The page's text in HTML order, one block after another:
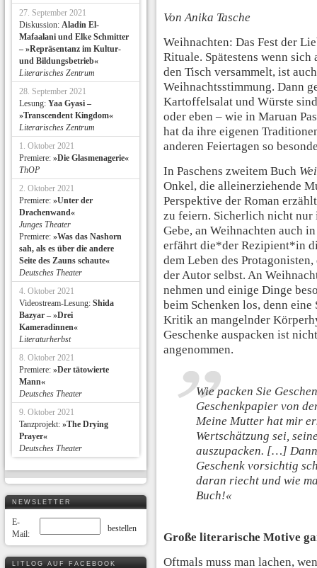
Von Anika Tasche
Weihnachten: Das Fest der
Rituale. Spätestens wenn
den Tisch versammelt, ist
Weihnachtsstimmung. Dann
Kartoffelsalat und Würste
oder eben – wie in Maruan
hat da ihre eigenen
anderen Feiertagen so
In Paschens zweitem Buch
Onkel, die alleinerziehende
Perspektive der Roman
zu feiern. Sicherlich nicht nur
Gebe, an Weihnachten auch
erfährt die*der Rezipient*in
dem Leben des
der Autor selbst. An
nehmen und einige Dinge
beim Schenken los, denn
Kritik an mangelnder
Geschenke auspacken ist
angenommen.
Wie packen Sie
Geschenkpapier von
Meine Mutter hat mir
Wertschätzung sei,
auszupacken. […]
Geschenk vorsichtig
daran riecht und wie
Buch!«
Große literarische Motive
Oftmals muss man lachen,
27. September 2021
Diskussion: Aladin El-
Mafaalani und Elke Schmitter
– »Repräsentanz im Kultur-
und Bildungsbetrieb«
Literarisches Zentrum
28. September 2021
Lesung: Yaa Gyasi –
»Transcendent Kingdom«
Literarisches Zentrum
1. Oktober 2021
Premiere: »Die Glasmenagerie«
ThOP
2. Oktober 2021
Premiere: »Unter der
Drachenwand«
Junges Theater
Premiere: »Was das Nashorn
sah, als es über die andere
Seite des Zauns schaute«
Deutsches Theater
4. Oktober 2021
Videostream-Lesung: Shida
Bazyar – »Drei
Kameradinnen«
Literaturherbst
8. Oktober 2021
Premiere: »Der tätowierte
Mann«
Deutsches Theater
9. Oktober 2021
Tanzprojekt: »The Drying
Prayer«
Deutsches Theater
NEWSLETTER
E-
Mail:
LITLOG AUF FACEBOOK